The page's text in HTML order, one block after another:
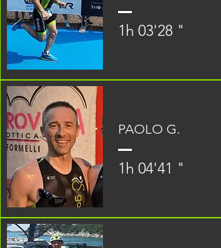
1h 03'28 "
PAOLO G.
1h 04'41 "